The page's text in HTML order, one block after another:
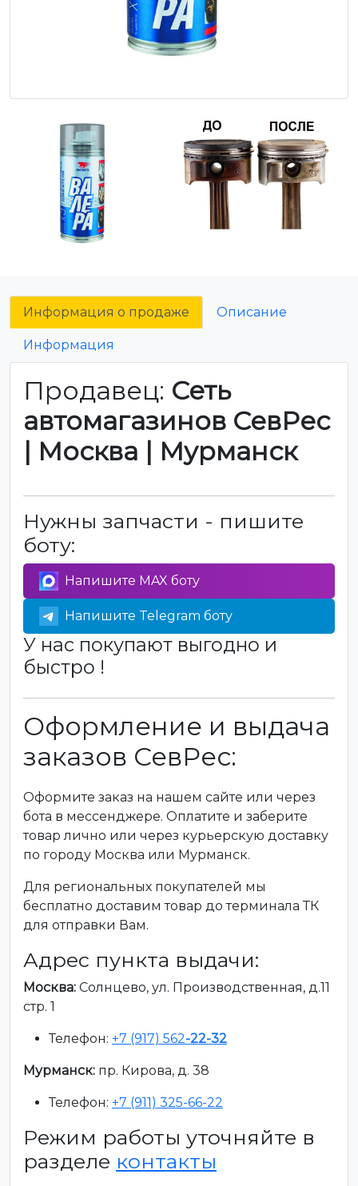
Информация о продаже Описание
Информация
Продавец: Сеть
автомагазинов СевРес
| Москва | Мурманск
Нужны запчасти - пишите
боту:
Напишите MAX боту
Напишите Telegram боту
У нас покупают выгодно и
быстро !
Оформление и выдача
заказов СевРес:
Оформите заказ на нашем сайте или через
бота в мессенджере. Оплатите и заберите
товар лично или через курьерскую доставку
по городу Москва или Мурманск.
Для региональных покупателей мы
бесплатно доставим товар до терминала ТК
для отправки Вам.
Адрес пункта выдачи:
Москва: Солнцево, ул. Производственная, д.11
стр. 1
Телефон: +7 (917) 562-22-32
Мурманск: пр. Кирова, д. 38
Телефон: +7 (911) 325-66-22
Режим работы уточняйте в
разделе контакты